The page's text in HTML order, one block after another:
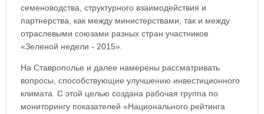
семеноводства, структурного взаимодействия и
партнерства, как между министерствами, так и между
отраслевыми союзами разных стран участников
«Зеленой недели - 2015».
На Ставрополье и далее намерены рассматривать
вопросы, способствующие улучшению инвестиционного
климата. С этой целью создана рабочая группа по
мониторингу показателей «Национального рейтинга